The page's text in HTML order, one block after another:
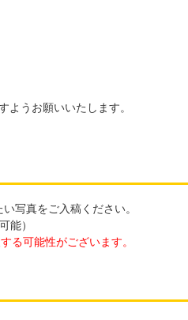
うお願いいたします。
写真をご入稿ください。
能）
る可能性がございます。